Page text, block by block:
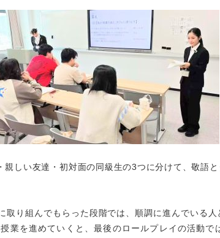
しい友達・初対面の同級生の3つに分けて、敬語
取り組んでもらった段階では、順調に進んでいる
業を進めていくと、最後のロールプレイの活動で